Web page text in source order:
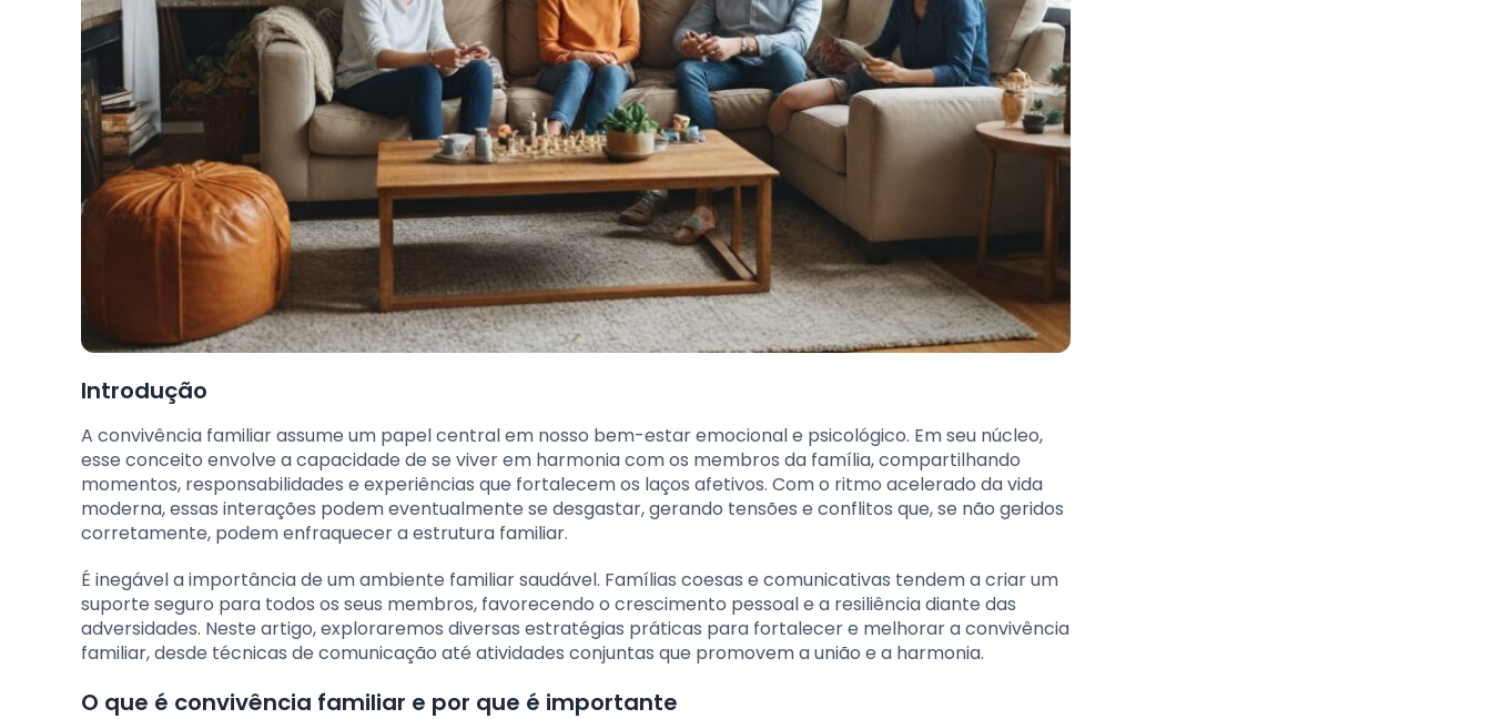
Introdução
A convivência familiar assume um papel central em nosso bem-estar emocional e psicológico. Em seu núcleo,
esse conceito envolve a capacidade de se viver em harmonia com os membros da família, compartilhando
momentos, responsabilidades e experiências que fortalecem os laços afetivos. Com o ritmo acelerado da vida
moderna, essas interações podem eventualmente se desgastar, gerando tensões e conflitos que, se não geridos
corretamente, podem enfraquecer a estrutura familiar.
É inegável a importância de um ambiente familiar saudável. Famílias coesas e comunicativas tendem a criar um
suporte seguro para todos os seus membros, favorecendo o crescimento pessoal e a resiliência diante das
adversidades. Neste artigo, exploraremos diversas estratégias práticas para fortalecer e melhorar a convivência
familiar, desde técnicas de comunicação até atividades conjuntas que promovem a união e a harmonia.
O que é convivência familiar e por que é importante